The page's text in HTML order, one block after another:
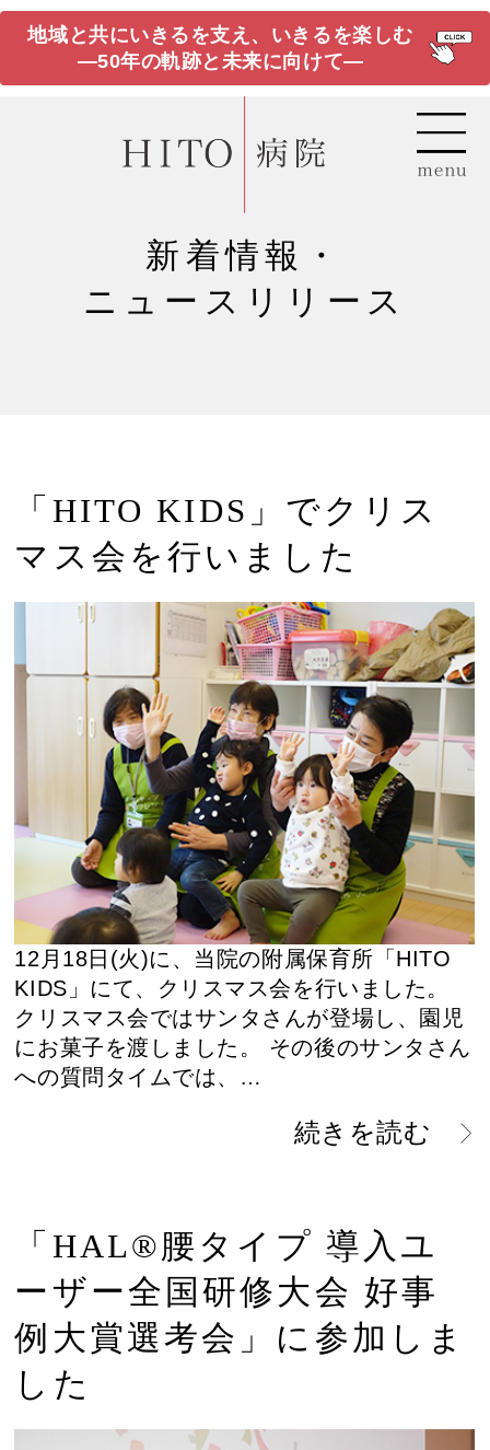
地域と共にいきるを支え、いきるを楽しむ
―50年の軌跡と未来に向けて―
新着情報・
ニュースリリース
「HITO KIDS」でクリス
マス会を行いました
12月18日(火)に、当院の附属保育所「HITO
KIDS」にて、クリスマス会を行いました。
クリスマス会ではサンタさんが登場し、園児
にお菓子を渡しました。 その後のサンタさん
への質問タイムでは、…
続きを読む
「HAL®︎腰タイプ 導入ユ
ーザー全国研修大会 好事
例大賞選考会」に参加しま
した